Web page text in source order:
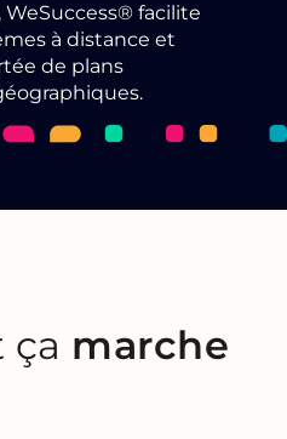
facilite
à distance et
de plans
ça marche